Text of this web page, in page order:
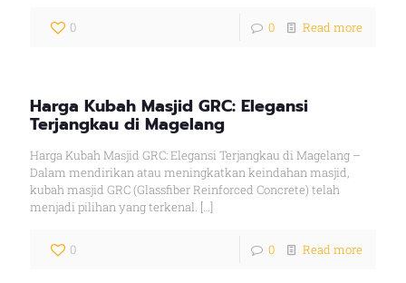
0 0 Read more
Harga Kubah Masjid GRC: Elegansi
Terjangkau di Magelang
Harga Kubah Masjid GRC: Elegansi Terjangkau di Magelang –
Dalam mendirikan atau meningkatkan keindahan masjid,
kubah masjid GRC (Glassfiber Reinforced Concrete) telah
menjadi pilihan yang terkenal. […]
0 0 Read more